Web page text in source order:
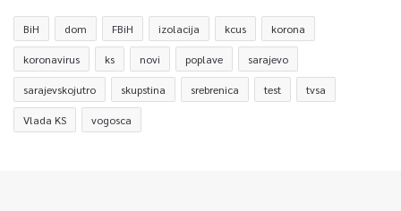
BiH dom FBiH izolacija kcus korona
koronavirus ks novi poplave sarajevo
sarajevskojutro skupstina srebrenica test tvsa
Vlada KS vogosca